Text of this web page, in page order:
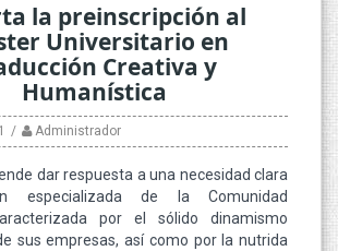
la preinscripción al
Universitario en
Creativa y
Humanística
Administrador
dar respuesta a una necesidad clara
especializada de la Comunidad
por el sólido dinamismo
sus empresas, así como por la nutrida